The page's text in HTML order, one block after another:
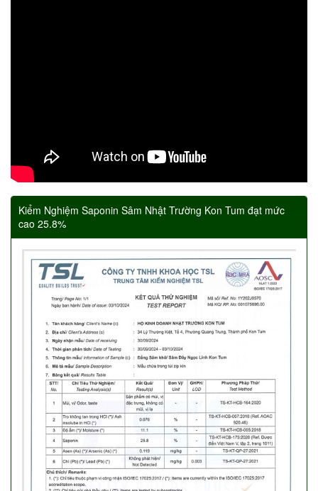
Kiểm Nghiệm Saponin Sâm Nhật Trường Kon Tum đạt mức
cao 25.8%